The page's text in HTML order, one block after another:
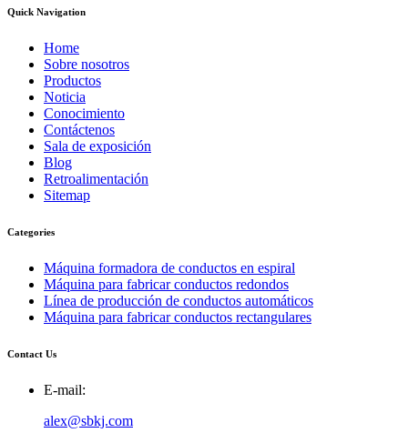
Quick Navigation
Home
Sobre nosotros
Productos
Noticia
Conocimiento
Contáctenos
Sala de exposición
Blog
Retroalimentación
Sitemap
Categories
Máquina formadora de conductos en espiral
Máquina para fabricar conductos redondos
Línea de producción de conductos automáticos
Máquina para fabricar conductos rectangulares
Contact Us
E-mail:
alex@sbkj.com